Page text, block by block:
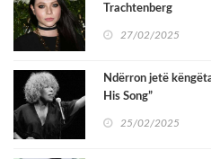
Trachtenberg
27/02/2025
Ndërron jetë
His Song”
25/02/2025